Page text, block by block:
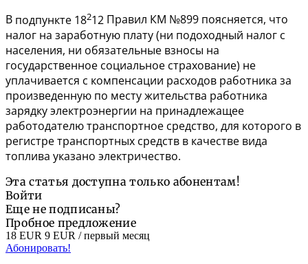
В подпункте 18212 Правил КМ №899 поясняется, что
налог на заработную плату (ни подоходный налог с
населения, ни обязательные взносы на
государственное социальное страхование) не
уплачивается с компенсации расходов работника за
произведенную по месту жительства работника
зарядку электроэнергии на принадлежащее
работодателю транспортное средство, для которого в
регистре транспортных средств в качестве вида
топлива указано электричество.
Эта статья доступна только абонентам!
Войти
Еще не подписаны?
Пробное предложение
18 EUR 9 EUR / первый месяц
Абонировать!